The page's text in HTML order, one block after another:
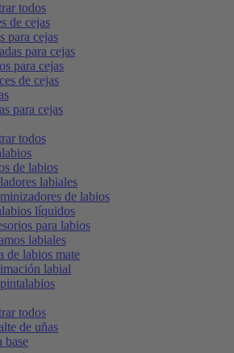
todos
de cejas
para cejas
para cejas
para cejas
de cejas
para cejas
todos
de labios
labiales
de labios
líquidos
para labios
labiales
de labios mate
labial
todos
de uñas
base